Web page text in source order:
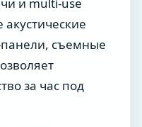
съемные
за час под